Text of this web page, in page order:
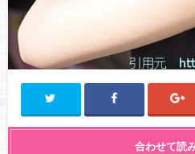
合わせて読